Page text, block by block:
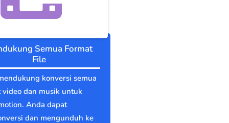
Semua Format
File
konversi semua
video dan musik untuk
Anda dapat
dan mengunduh ke